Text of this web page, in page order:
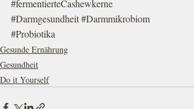
#fermentierteCashewkerne
#Darmgesundheit#Darmmikrobiom
#Probiotika
Gesunde Ernährung
Gesundheit
Do it Yourself